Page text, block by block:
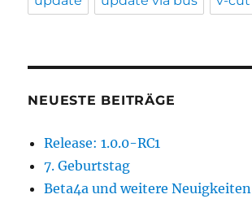
NEUESTE BEITRÄGE
Release: 1.0.0-RC1
7. Geburtstag
Beta4a und weitere Neuigkeiten